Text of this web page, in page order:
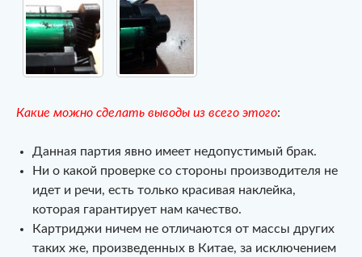
Какие можно сделать выводы из всего этого:
Данная партия явно имеет недопустимый брак.
Ни о какой проверке со стороны производителя не
идет и речи, есть только красивая наклейка,
которая гарантирует нам качество.
Картриджи ничем не отличаются от массы других
таких же, произведенных в Китае, за исключением